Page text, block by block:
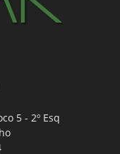
5 - 2º Esq